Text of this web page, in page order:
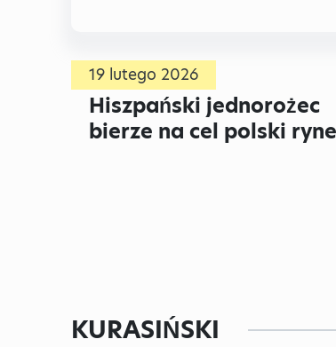
19 lutego 2026
Hiszpański jednorożec
bierze na cel polski
KURASIŃSKI